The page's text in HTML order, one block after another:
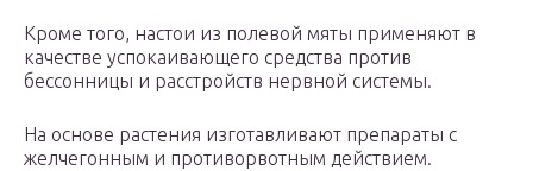
Кроме того, настои из полевой мяты применяют в
качестве успокаивающего средства против
бессонницы и расстройств нервной системы.
На основе растения изготавливают препараты с
желчегонным и противорвотным действием.